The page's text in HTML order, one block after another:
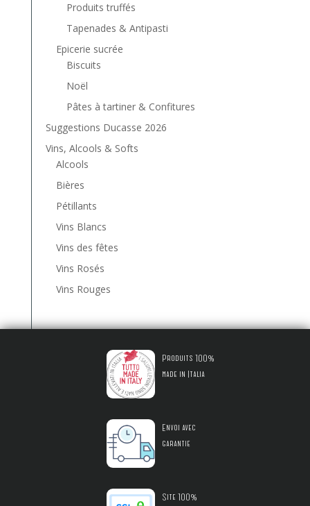
Produits truffés
Tapenades & Antipasti
Epicerie sucrée
Biscuits
Noël
Pâtes à tartiner & Confitures
Suggestions Ducasse 2026
Vins, Alcools & Softs
Alcools
Bières
Pétillants
Vins Blancs
Vins des fêtes
Vins Rosés
Vins Rouges
Produits 100%
made in Italia
Envoi avec
garantie
Site 100%